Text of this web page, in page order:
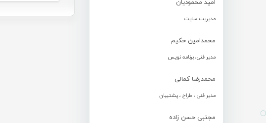
امید محمودیان
مدیریت سایت
محمدامین حکیم
مدیر فنی، برنامه نویس
محمدرضا کمالی
مدیر فنی ، طراح ، پشتیبان
مجتبی حسن زاده